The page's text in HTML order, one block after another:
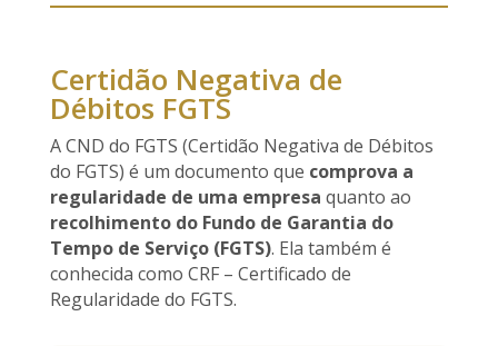
Certidão Negativa de
Débitos FGTS
A CND do FGTS (Certidão Negativa de Débitos
do FGTS) é um documento que comprova a
regularidade de uma empresa quanto ao
recolhimento do Fundo de Garantia do
Tempo de Serviço (FGTS). Ela também é
conhecida como CRF – Certificado de
Regularidade do FGTS.